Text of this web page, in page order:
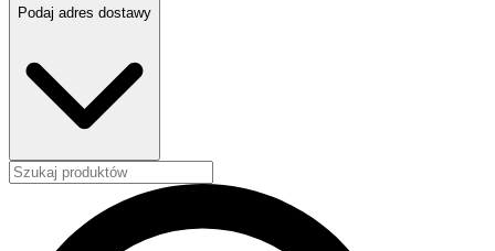
Podaj adres dostawy